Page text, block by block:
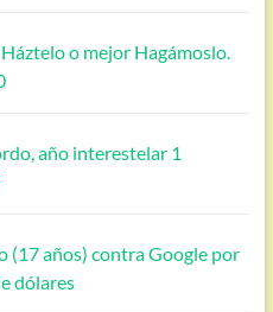
o mejor Hagámoslo.
año interestelar 1
(17 años) contra Google por
dólares